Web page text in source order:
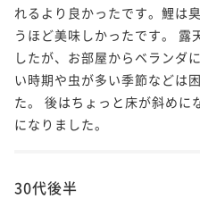
れるより良かったです。鯉は
うほど美味しかったです。 露
したが、お部屋からベランダ
い時期や虫が多い季節などは
た。 後はちょっと床が斜めに
になりました。
30代後半